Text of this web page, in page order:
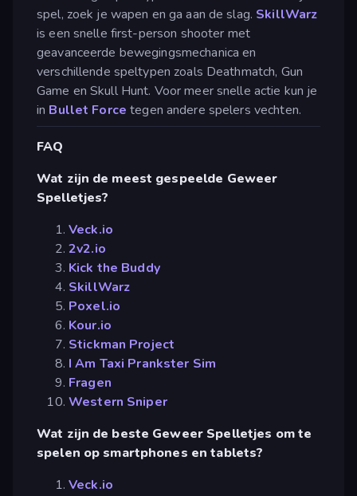
spel, zoek je wapen en ga aan de slag. SkillWarz
is een snelle first-person shooter met
geavanceerde bewegingsmechanica en
verschillende speltypen zoals Deathmatch, Gun
Game en Skull Hunt. Voor meer snelle actie kun je
in Bullet Force tegen andere spelers vechten.
FAQ
Wat zijn de meest gespeelde Geweer
Spelletjes?
Veck.io
2v2.io
Kick the Buddy
SkillWarz
Poxel.io
Kour.io
Stickman Project
I Am Taxi Prankster Sim
Fragen
Western Sniper
Wat zijn de beste Geweer Spelletjes om te
spelen op smartphones en tablets?
Veck.io